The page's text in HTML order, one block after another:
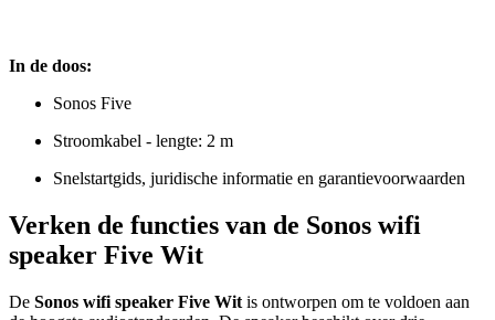
In de doos:
Sonos Five
Stroomkabel - lengte: 2 m
Snelstartgids, juridische informatie en garantievoorwaarden
Verken de functies van de Sonos wifi
speaker Five Wit
De Sonos wifi speaker Five Wit is ontworpen om te voldoen aan